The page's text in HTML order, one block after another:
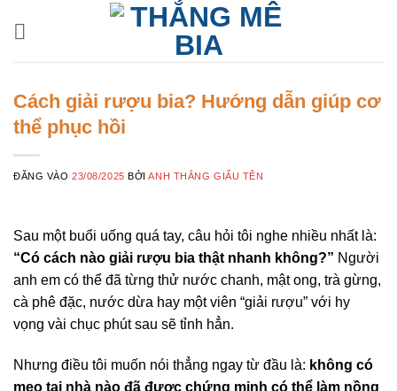
Cách giải rượu bia? Hướng dẫn giúp cơ
thể phục hồi
ĐĂNG VÀO23/08/2025 BỞIANH THẮNG GIẤU TÊN
Sau một buổi uống quá tay, câu hỏi tôi nghe nhiều nhất là:
“Có cách nào giải rượu bia thật nhanh không?” Người
anh em có thể đã từng thử nước chanh, mật ong, trà gừng,
cà phê đặc, nước dừa hay một viên “giải rượu” với hy
vọng vài chục phút sau sẽ tỉnh hẳn.
Nhưng điều tôi muốn nói thẳng ngay từ đầu là: không có
mẹo tại nhà nào đã được chứng minh có thể làm nồng